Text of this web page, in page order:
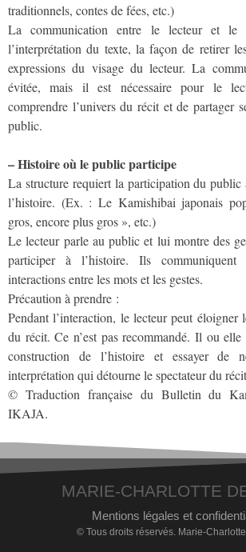
traditionnels, contes de fées, etc.)
La communication entre le lecteur et le
l’interprétation du texte, la façon de retirer
expressions du visage du lecteur. La
évitée, mais il est nécessaire pour le
comprendre l’univers du récit et de partager
public.
– Histoire où le public participe
La structure requiert la participation du
l’histoire. (Ex. : Le Kamishibai japonais
gros, encore plus gros », etc.)
Le lecteur parle au public et lui montre des
participer à l’histoire. Ils
interactions entre les mots et les gestes.
Précaution à prendre :
Pendant l’interaction, le lecteur peut éloigner
du récit. Ce n’est pas recommandé. Il ou
construction de l’histoire et essayer de
interprétation qui détourne le spectateur du
© Traduction française du Bulletin du
IKAJA.
MARIE-CHARLOTTE
Mentions légales et
© Tous droits réservés. Marie-